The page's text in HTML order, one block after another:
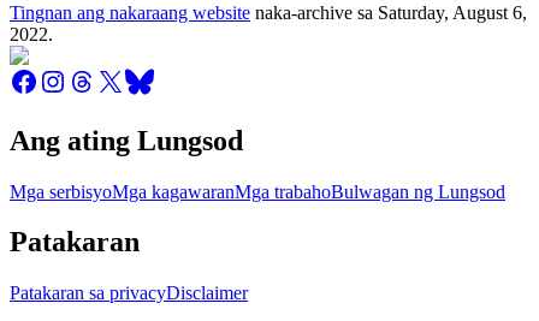
Tingnan ang nakaraang website naka-archive sa Saturday, August 6,
2022.
Ang ating Lungsod
Mga serbisyoMga kagawaranMga trabahoBulwagan ng Lungsod
Patakaran
Patakaran sa privacyDisclaimer